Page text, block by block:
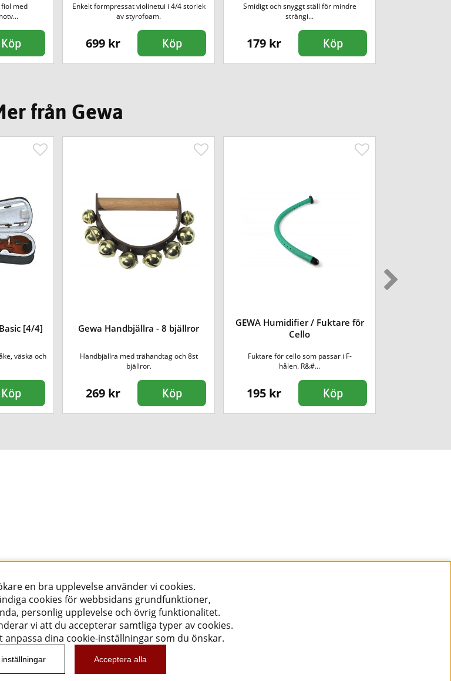
med
Köp
Enkelt formpressat violinetui i 4/4 storlek
av styrofoam.
699 kr Köp
Smidigt och snyggt ställ för mindre
strängi...
179 kr Köp
från Gewa
[4/4]
väska och
Köp
Gewa Handbjällra - 8 bjällror
Handbjällra med trähandtag och 8st
bjällror.
269 kr Köp
GEWA Humidifier / Fuktare för
Cello
Fuktare för cello som passar i F-
hålen. R&#...
195 kr Köp
en bra upplevelse använder vi cookies.
cookies för webbsidans grundfunktioner,
personlig upplevelse och övrig funktionalitet.
vi att du accepterar samtliga typer av cookies.
anpassa dina cookie-inställningar som du önskar.
Acceptera alla